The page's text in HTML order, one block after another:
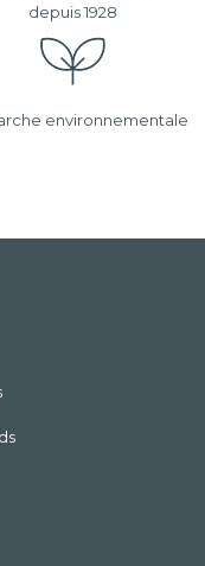
depuis 1928
environnementale